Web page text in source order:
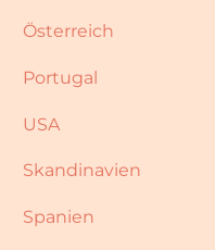
Österreich
Portugal
USA
Skandinavien
Spanien